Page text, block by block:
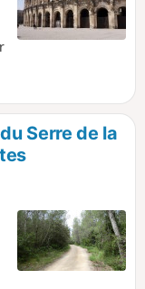
Serre de la